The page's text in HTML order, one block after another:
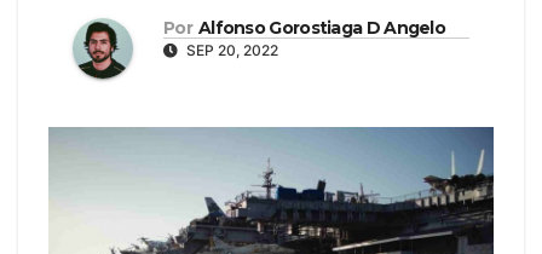
Por Alfonso Gorostiaga D Angelo
SEP 20, 2022